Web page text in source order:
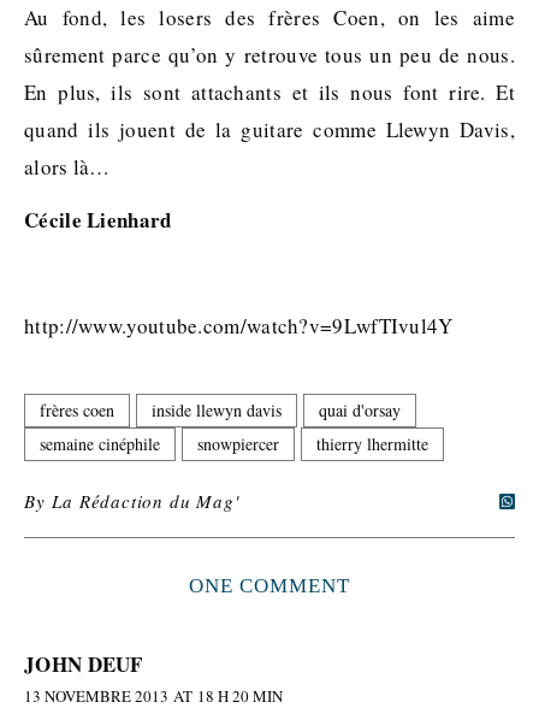
Au fond, les losers des frères Coen, on les aime
sûrement parce qu’on y retrouve tous un peu de nous.
En plus, ils sont attachants et ils nous font rire. Et
quand ils jouent de la guitare comme Llewyn Davis,
alors là…
Cécile Lienhard
http://www.youtube.com/watch?v=9LwfTIvul4Y
frères coen inside llewyn davis
quai d'orsay
semaine cinéphile
snowpiercer thierry lhermitte
ByLa Rédaction du Mag'
ONE COMMENT
JOHN DEUF
13 NOVEMBRE 2013 AT 18 H 20 MIN